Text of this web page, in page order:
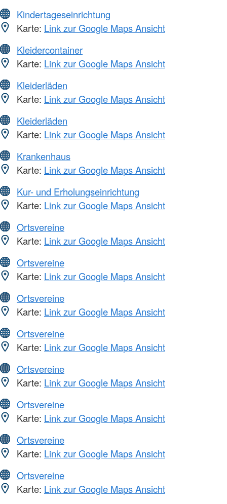
Kindertageseinrichtung
Karte: Link zur Google Maps Ansicht
Kleidercontainer
Karte: Link zur Google Maps Ansicht
Kleiderläden
Karte: Link zur Google Maps Ansicht
Kleiderläden
Karte: Link zur Google Maps Ansicht
Krankenhaus
Karte: Link zur Google Maps Ansicht
Kur- und Erholungseinrichtung
Karte: Link zur Google Maps Ansicht
Ortsvereine
Karte: Link zur Google Maps Ansicht
Ortsvereine
Karte: Link zur Google Maps Ansicht
Ortsvereine
Karte: Link zur Google Maps Ansicht
Ortsvereine
Karte: Link zur Google Maps Ansicht
Ortsvereine
Karte: Link zur Google Maps Ansicht
Ortsvereine
Karte: Link zur Google Maps Ansicht
Ortsvereine
Karte: Link zur Google Maps Ansicht
Ortsvereine
Karte: Link zur Google Maps Ansicht